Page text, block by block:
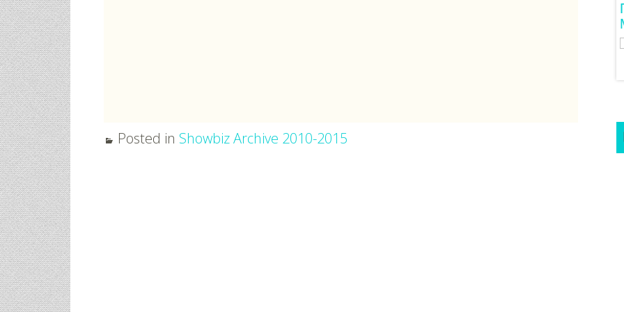
Posted in Showbiz Archive 2010-2015